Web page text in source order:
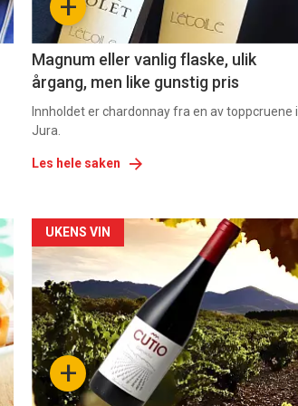
Magnum eller vanlig flaske, ulik
årgang, men like gunstig pris
Innholdet er chardonnay fra en av toppcruene i
Jura.
Les hele saken
Forsiden
akkurat
nå
-
6 +
UKENS VIN